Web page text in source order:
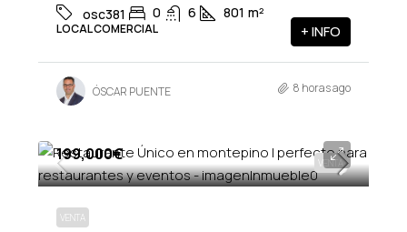
osc381 0 6 801 m²
LOCAL COMERCIAL + INFO
ÓSCAR PUENTE 8 horas ago
VENTA
199,000€
VENTA